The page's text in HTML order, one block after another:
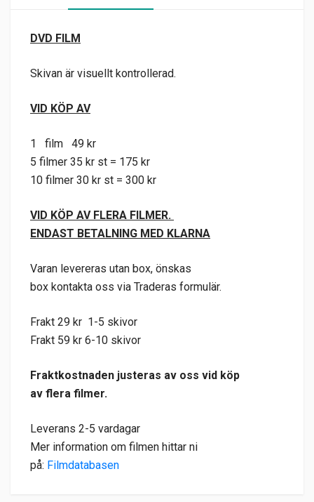
DVD FILM
Skivan är visuellt kontrollerad.
VID KÖP AV
1 film 49 kr
5 filmer 35 kr st = 175 kr
10 filmer 30 kr st = 300 kr
VID KÖP AV FLERA FILMER.
ENDAST BETALNING MED KLARNA
Varan levereras utan box, önskas
box kontakta oss via Traderas formulär.
Frakt 29 kr 1-5 skivor
Frakt 59 kr 6-10 skivor
Fraktkostnaden justeras av oss vid köp
av flera filmer.
Leverans 2-5 vardagar
Mer information om filmen hittar ni
på: Filmdatabasen